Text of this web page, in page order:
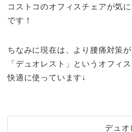
コストコのオフィスチェアが気
です！
ちなみに現在は、より腰痛対策
「デュオレスト」というオフィ
快適に使っています↓
デュ